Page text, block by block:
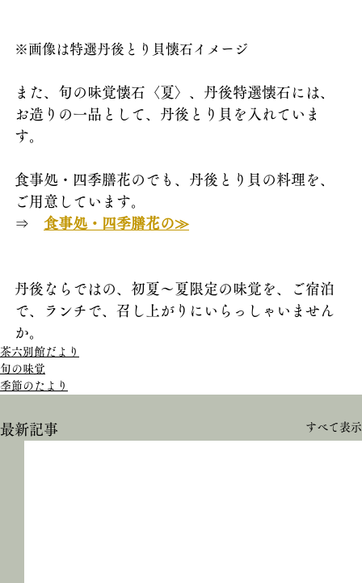
※画像は特選丹後とり貝懐石イメージ
また、旬の味覚懐石〈夏〉、丹後特選懐石には、
お造りの一品として、丹後とり貝を入れていま
す。
食事処・四季膳花のでも、丹後とり貝の料理を、
ご用意しています。
⇒ 食事処・四季膳花の≫
丹後ならではの、初夏～夏限定の味覚を、ご宿泊
で、ランチで、召し上がりにいらっしゃいません
か。
茶六別館だより
旬の味覚
季節のたより
最新記事 すべて表示